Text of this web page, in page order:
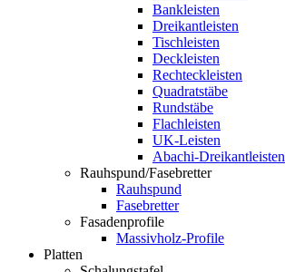
Bankleisten
Dreikantleisten
Tischleisten
Deckleisten
Rechteckleisten
Quadratstäbe
Rundstäbe
Flachleisten
UK-Leisten
Abachi-Dreikantleisten
Rauhspund/Fasebretter
Rauhspund
Fasebretter
Fasadenprofile
Massivholz-Profile
Platten